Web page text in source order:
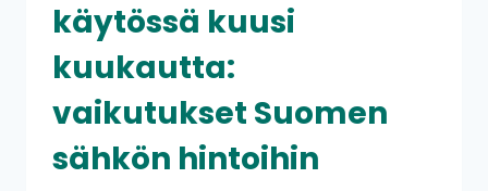
käytössä kuusi
kuukautta:
vaikutukset Suomen
sähkön hintoihin